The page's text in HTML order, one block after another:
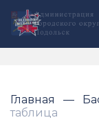
Главная
таблица